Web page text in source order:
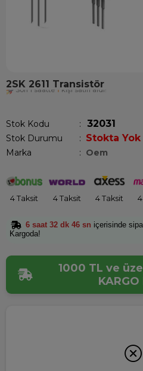
2SK 2611 Transistör
kişi satın aldı!
Stok Kodu 32031
Stok Durumu : Stokta Yok
Marka : Oem
4 Taksit 4 Taksit 4 Taksit
6 saat 32 dk 46 sn içerisinde
Kargoda!
1000 TL ve